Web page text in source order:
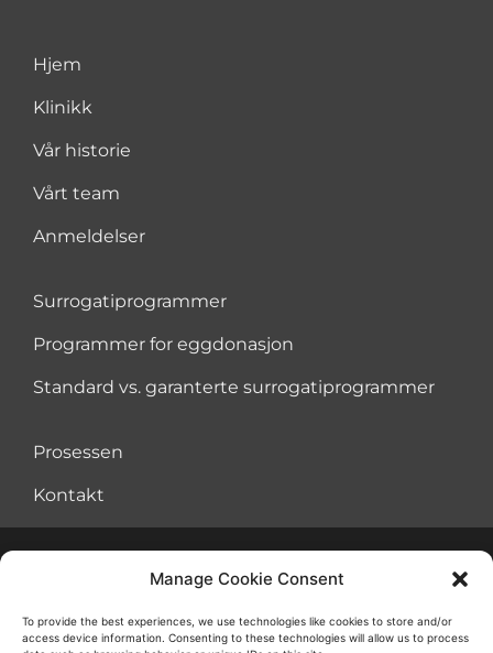
Manage Cookie Consent
To provide the best experiences, we use technologies like cookies to store and/or
access device information. Consenting to these technologies will allow us to process
Hjem
Klinikk
Vår historie
Vårt team
Anmeldelser
Surrogatiprogrammer
Programmer for eggdonasjon
Standard vs. garanterte surrogatiprogrammer
Prosessen
Kontakt
Informasjonskapsler
Retningslinjer for personvern